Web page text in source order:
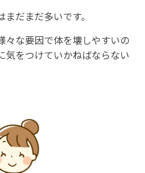
だまだ多いです。
々な要因で体を壊しやすいの
気をつけていかねばならない